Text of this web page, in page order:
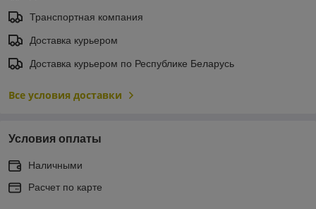
Транспортная компания
Доставка курьером
Доставка курьером по Республике Беларусь
Все условия доставки
Условия оплаты
Наличными
Расчет по карте